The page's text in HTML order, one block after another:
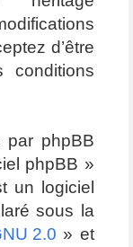
d’être
conditions
par phpBB
phpBB »
un logiciel
sous la
2.0 » et